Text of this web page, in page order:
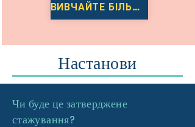
ВИВЧАЙТЕ БІЛЬШЕ
Настанови
Чи буде це затверджене
стажування?